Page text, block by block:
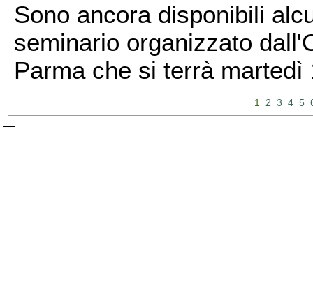
Sono ancora disponibili
seminario organizzato
Parma che si terrà martedì
1 2 3 4 5